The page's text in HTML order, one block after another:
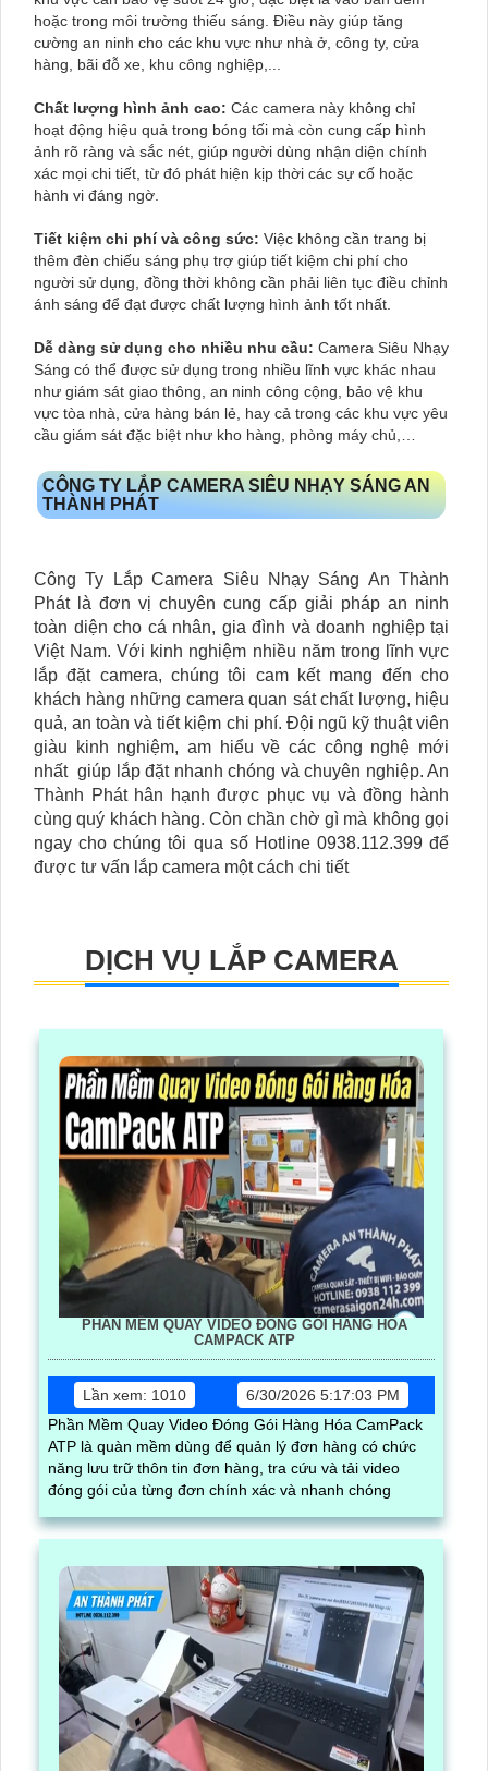
hoặc trong môi trường thiếu sáng. Điều này giúp tăng
cường an ninh cho các khu vực như nhà ở, công ty, cửa
hàng, bãi đỗ xe, khu công nghiệp,...
Chất lượng hình ảnh cao: Các camera này không chỉ
hoạt động hiệu quả trong bóng tối mà còn cung cấp hình
ảnh rõ ràng và sắc nét, giúp người dùng nhận diện chính
xác mọi chi tiết, từ đó phát hiện kịp thời các sự cố hoặc
hành vi đáng ngờ.
Tiết kiệm chi phí và công sức: Việc không cần trang bị
thêm đèn chiếu sáng phụ trợ giúp tiết kiệm chi phí cho
người sử dụng, đồng thời không cần phải liên tục điều chỉnh
ánh sáng để đạt được chất lượng hình ảnh tốt nhất.
Dễ dàng sử dụng cho nhiều nhu cầu: Camera Siêu Nhạy
Sáng có thể được sử dụng trong nhiều lĩnh vực khác nhau
như giám sát giao thông, an ninh công cộng, bảo vệ khu
vực tòa nhà, cửa hàng bán lẻ, hay cả trong các khu vực yêu
cầu giám sát đặc biệt như kho hàng, phòng máy chủ,…
CÔNG TY LẮP CAMERA SIÊU NHẠY SÁNG AN
THÀNH PHÁT
Công Ty Lắp Camera Siêu Nhạy Sáng An Thành
Phát là đơn vị chuyên cung cấp giải pháp an ninh
toàn diện cho cá nhân, gia đình và doanh nghiệp tại
Việt Nam. Với kinh nghiệm nhiều năm trong lĩnh vực
lắp đặt camera, chúng tôi cam kết mang đến cho
khách hàng những camera quan sát chất lượng, hiệu
quả, an toàn và tiết kiệm chi phí. Đội ngũ kỹ thuật viên
giàu kinh nghiệm, am hiểu về các công nghệ mới
nhất giúp lắp đặt nhanh chóng và chuyên nghiệp. An
Thành Phát hân hạnh được phục vụ và đồng hành
cùng quý khách hàng. Còn chần chờ gì mà không gọi
ngay cho chúng tôi qua số Hotline 0938.112.399 để
được tư vấn lắp camera một cách chi tiết
DỊCH VỤ LẮP CAMERA
PHẦN MỀM QUAY VIDEO ĐÓNG GÓI HÀNG HÓA
CAMPACK ATP
Lần xem: 1010
6/30/2026 5:17:03 PM
Phần Mềm Quay Video Đóng Gói Hàng Hóa CamPack
ATP là quàn mềm dùng để quản lý đơn hàng có chức
năng lưu trữ thôn tin đơn hàng, tra cứu và tải video
đóng gói của từng đơn chính xác và nhanh chóng